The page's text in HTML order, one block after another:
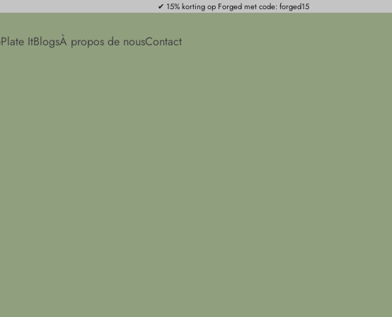
✔ 15% korting op Forged met code: forged15
Plate ItBlogsÀ propos de nousContact